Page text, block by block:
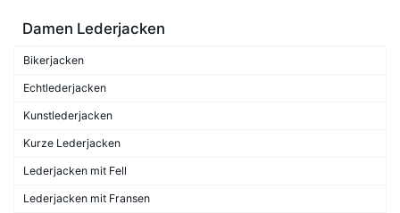
Damen Lederjacken
Bikerjacken
Echtlederjacken
Kunstlederjacken
Kurze Lederjacken
Lederjacken mit Fell
Lederjacken mit Fransen